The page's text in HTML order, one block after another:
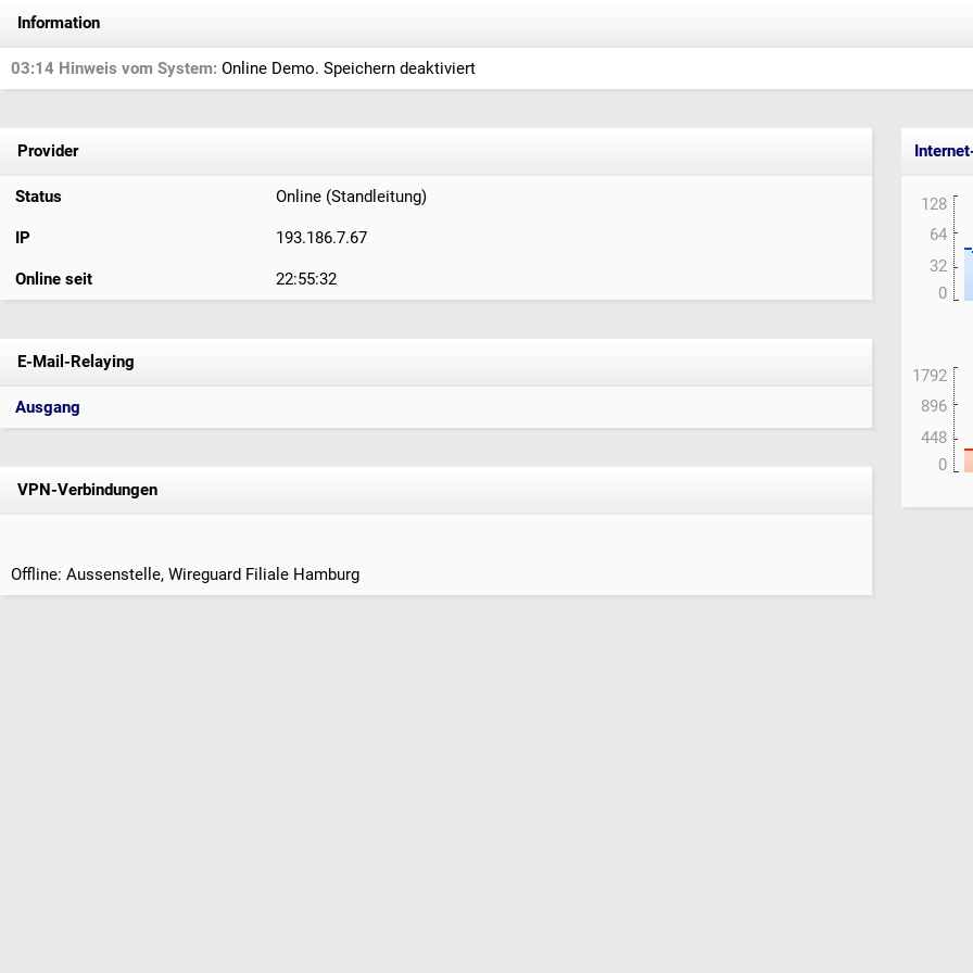
Information
03:14 Hinweis vom System: Online Demo. Speichern deaktiviert
Provider
Status Online (Standleitung)
IP 193.186.7.67
Online seit 22:55:32
E-Mail-Relaying
Ausgang
VPN-Verbindungen
Offline: Aussenstelle, Wireguard Filiale Hamburg
128
64
32
0
1792
896
448
0